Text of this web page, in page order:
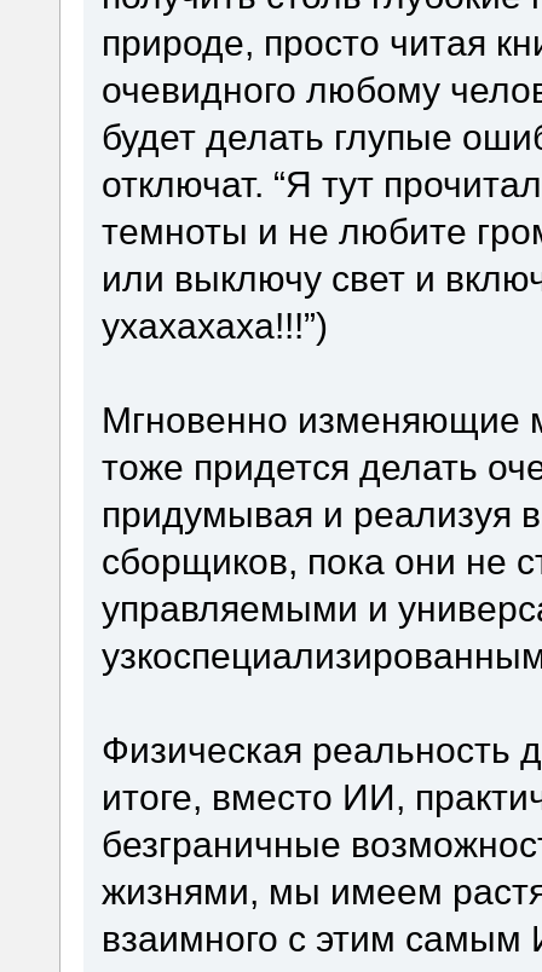
природе, просто читая
очевидного любому
будет делать глупые
отключат. “Я тут
темноты и не любите
или выключу свет и
ухахахаха!!!”)
Мгновенно изменяющие
тоже придется делать
придумывая и реализуя
сборщиков, пока они не
управляемыми и
Физическая реальность
итоге, вместо ИИ,
безграничные
жизнями, мы имеем
взаимного с этим самым